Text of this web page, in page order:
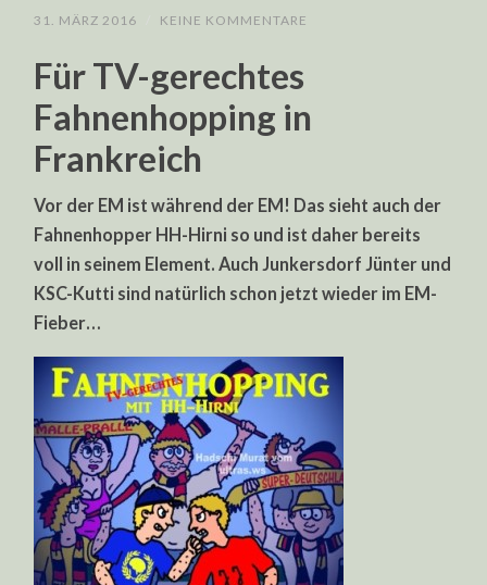
31. MÄRZ 2016 KEINE KOMMENTARE
Für TV-gerechtes
Fahnenhopping in
Frankreich
Vor der EM ist während der EM! Das sieht auch der
Fahnenhopper HH-Hirni so und ist daher bereits
voll in seinem Element. Auch Junkersdorf Jünter und
KSC-Kutti sind natürlich schon jetzt wieder im EM-
Fieber…